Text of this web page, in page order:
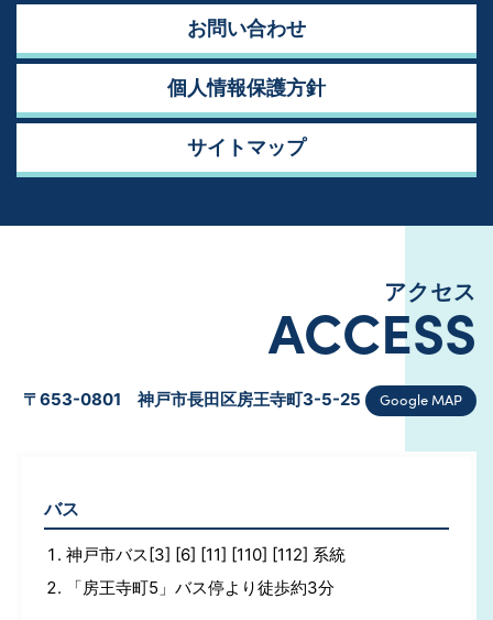
お問い合わせ
個人情報保護方針
サイトマップ
アクセス
ACCESS
〒653-0801 神戸市長田区房王寺町3-5-25 Google MAP
バス
神戸市バス[3] [6] [11] [110] [112] 系統
「房王寺町5」バス停より徒歩約3分